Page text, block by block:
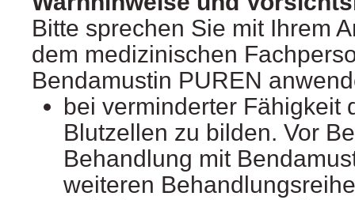
Bitte sprechen Sie mit Ihrem
dem medizinischen
Bendamustin PUREN
bei verminderter Fähigkeit
Blutzellen zu bilden. Vor
Behandlung mit
weiteren